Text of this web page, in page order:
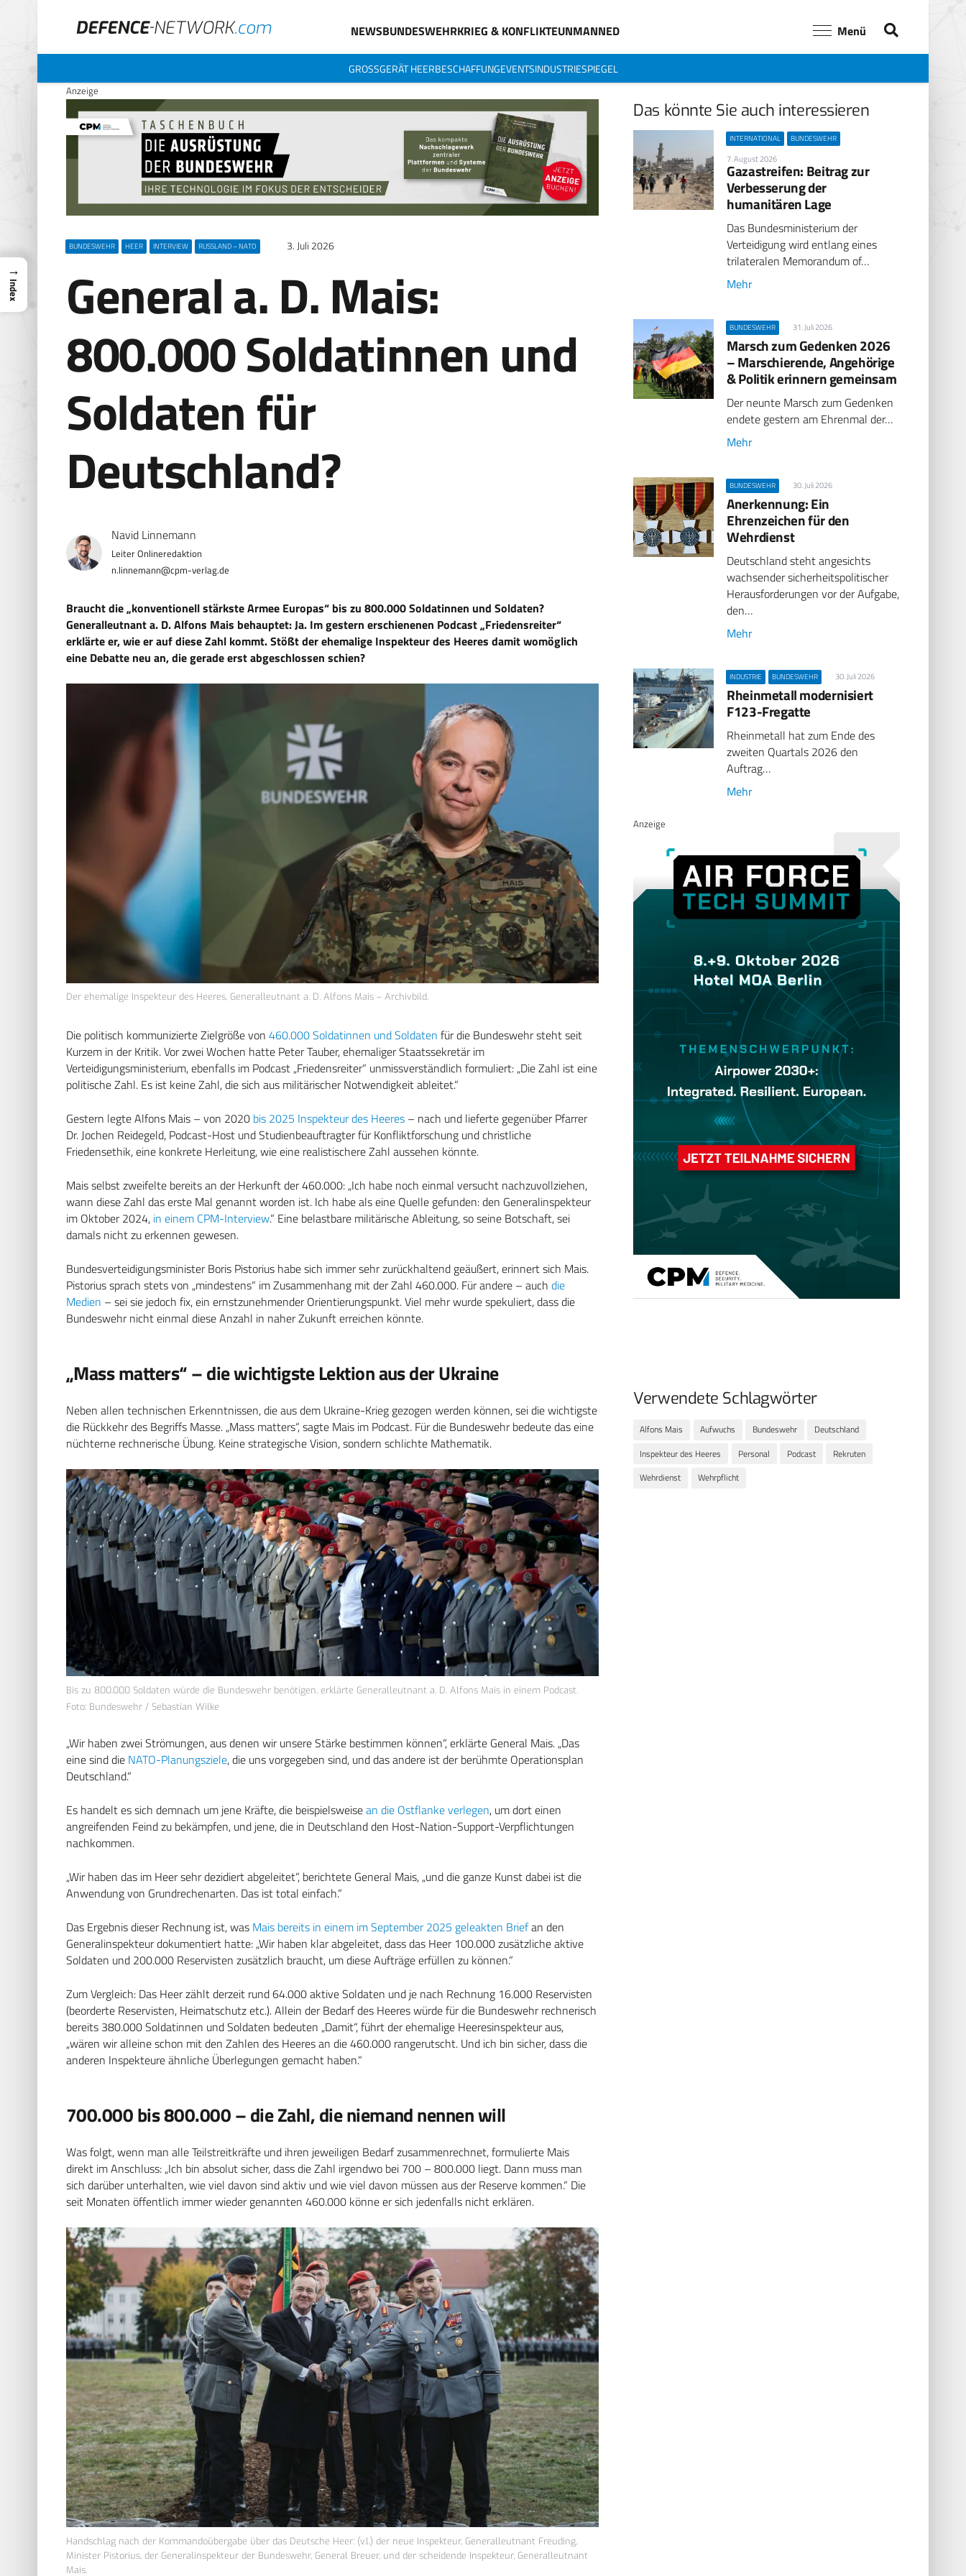
NEWSBUNDESWEHRKRIEG & KONFLIKTEUNMANNED Menü
GROSSGERÄT HEERBESCHAFFUNGEVENTSINDUSTRIESPIEGEL
Anzeige
BUNDESWEHR HEER INTERVIEW RUSSLAND – NATO 3. Juli 2026
General a. D. Mais:
800.000 Soldatinnen und
Soldaten für
Deutschland?
Navid Linnemann
Leiter Onlineredaktion
n.linnemann@cpm-verlag.de
Braucht die „konventionell stärkste Armee Europas“ bis zu 800.000 Soldatinnen und Soldaten?
Generalleutnant a. D. Alfons Mais behauptet:Ja. Im gestern erschienenen Podcast„Friedensreiter“
erklärte er, wie er auf diese Zahl kommt. Stößt der ehemalige Inspekteur des Heeres damit womöglich
eine Debatte neu an, die geradeerst abgeschlossen schien?
Der ehemalige Inspekteur des Heeres, Generalleutnant a. D. Alfons Mais – Archivbild.
Die politisch kommunizierte Zielgröße von 460.000 Soldatinnen und Soldaten für die Bundeswehr steht seit
Kurzem in der Kritik. Vor zwei Wochen hatte Peter Tauber, ehemaliger Staatssekretär im
Verteidigungsministerium, ebenfalls im Podcast „Friedensreiter“ unmissverständlich formuliert: „Die Zahl ist eine
politische Zahl. Es ist keine Zahl, die sich aus militärischer Notwendigkeit ableitet.“
Gestern legte Alfons Mais – von 2020 bis 2025 Inspekteur des Heeres – nach und lieferte gegenüber Pfarrer
Dr. Jochen Reidegeld, Podcast-Host und Studienbeauftragter für Konfliktforschung und christliche
Friedensethik, eine konkrete Herleitung, wie eine realistischere Zahl aussehen könnte.
Mais selbst zweifelte bereits an der Herkunft der 460.000: „Ich habe noch einmal versucht nachzuvollziehen,
wann diese Zahl das erste Mal genannt worden ist. Ich habe als eine Quelle gefunden: den Generalinspekteur
im Oktober 2024, in einem CPM-Interview.“ Eine belastbare militärische Ableitung, so seine Botschaft, sei
damals nicht zu erkennen gewesen.
Bundesverteidigungsminister Boris Pistorius habe sich immer sehr zurückhaltend geäußert, erinnert sich Mais.
Pistorius sprach stets von „mindestens“ im Zusammenhang mit der Zahl 460.000. Für andere – auch die
Medien – sei sie jedoch fix, ein ernstzunehmender Orientierungspunkt. Viel mehr wurde spekuliert, dass die
Bundeswehr nicht einmal diese Anzahl in naher Zukunft erreichen könnte.
„Mass matters“ – die wichtigste Lektion aus der Ukraine
Neben allen technischen Erkenntnissen, die aus dem Ukraine-Krieg gezogen werden können, sei die wichtigste
die Rückkehr des Begriffs Masse. „Mass matters“, sagte Mais im Podcast. Für die Bundeswehr bedeute das eine
nüchterne rechnerische Übung. Keine strategische Vision, sondern schlichte Mathematik.
Bis zu 800.000 Soldaten würde die Bundeswehr benötigen, erklärte Generalleutnant a. D. Alfons Mais in einem Podcast.
Foto: Bundeswehr / Sebastian Wilke
„Wir haben zwei Strömungen, aus denen wir unsere Stärke bestimmen können“, erklärte General Mais. „Das
eine sind die NATO-Planungsziele, die uns vorgegeben sind, und das andere ist der berühmte Operationsplan
Deutschland.“
Es handelt es sich demnach um jene Kräfte, die beispielsweisean die Ostflanke verlegen, um dort einen
angreifenden Feind zu bekämpfen, und jene, die in Deutschland den Host-Nation-Support-Verpflichtungen
nachkommen.
„Wir haben das im Heer sehr dezidiert abgeleitet“, berichtete General Mais, „und die ganze Kunst dabei ist die
Anwendung von Grundrechenarten. Das ist total einfach.“
Das Ergebnis dieser Rechnung ist, was Mais bereits in einem im September 2025 geleakten Briefan den
Generalinspekteur dokumentiert hatte: „Wir haben klar abgeleitet, dass das Heer 100.000 zusätzliche aktive
Soldaten und 200.000 Reservisten zusätzlich braucht, um diese Aufträge erfüllen zu können.“
Zum Vergleich: Das Heer zählt derzeit rund 64.000 aktive Soldaten und je nach Rechnung 16.000 Reservisten
(beorderte Reservisten, Heimatschutz etc.). Allein der Bedarf des Heeres würde für die Bundeswehr rechnerisch
bereits 380.000 Soldatinnen und Soldaten bedeuten „Damit“, führt der ehemalige Heeresinspekteur aus,
„wären wir alleine schon mit den Zahlen des Heeres an die 460.000 rangerutscht. Und ich bin sicher, dass die
anderen Inspekteure ähnliche Überlegungen gemacht haben.“
700.000 bis 800.000 – die Zahl, die niemand nennen will
Was folgt, wenn man alle Teilstreitkräfte und ihren jeweiligen Bedarf zusammenrechnet, formulierte Mais
direkt im Anschluss: „Ich bin absolut sicher, dass die Zahl irgendwo bei 700 – 800.000 liegt. Dann muss man
sich darüber unterhalten, wie viel davon sind aktiv und wie viel davon müssen aus der Reserve kommen.“ Die
seit Monaten öffentlich immer wieder genannten 460.000 könne er sich jedenfalls nicht erklären.
Handschlag nach der Kommandoübergabe über das Deutsche Heer: (v.l.) der neue Inspekteur, Generalleutnant Freuding,
Minister Pistorius, der Generalinspekteur der Bundeswehr, General Breuer, und der scheidende Inspekteur, Generalleutnant
Mais.
Das könnte Sie auch interessieren
INTERNATIONAL BUNDESWEHR
7. August 2026
Gazastreifen: Beitrag zur
Verbesserung der
humanitären Lage
Das Bundesministerium der
Verteidigung wird entlang eines
trilateralen Memorandum of…
Mehr
BUNDESWEHR 31. Juli 2026
Marsch zum Gedenken 2026
– Marschierende, Angehörige
& Politik erinnern gemeinsam
Der neunte Marsch zum Gedenken
endete gestern am Ehrenmal der…
Mehr
BUNDESWEHR 30. Juli 2026
Anerkennung: Ein
Ehrenzeichen für den
Wehrdienst
Deutschland steht angesichts
wachsender sicherheitspolitischer
Herausforderungen vor der Aufgabe,
den…
Mehr
INDUSTRIE BUNDESWEHR 30. Juli 2026
Rheinmetall modernisiert
F123-Fregatte
Rheinmetall hat zum Ende des
zweiten Quartals 2026 den
Auftrag…
Mehr
Anzeige
Verwendete Schlagwörter
Alfons Mais Aufwuchs Bundeswehr
Deutschland
Inspekteur des Heeres
Personal Podcast
Rekruten
Wehrdienst
Wehrpflicht
→
Index